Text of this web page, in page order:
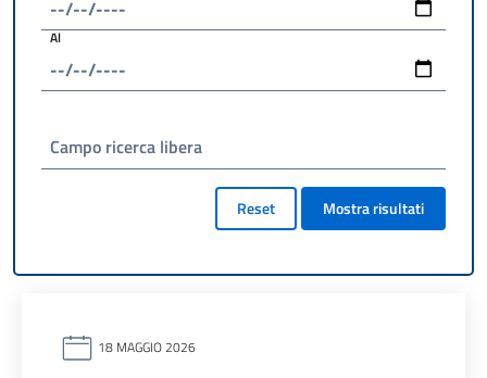
Al
Campo ricerca libera
Reset Mostra risultati
18 MAGGIO 2026